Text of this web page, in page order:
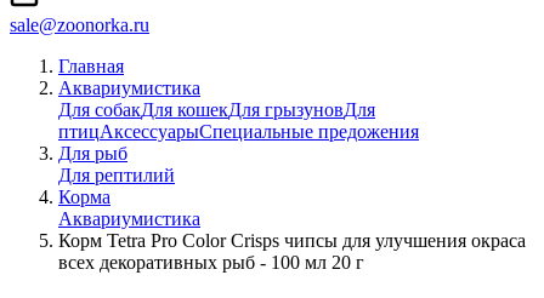
sale@zoonorka.ru
Главная
Аквариумистика
Для собакДля кошекДля грызуновДля
птицАксессуарыСпециальные предожения
Для рыб
Для рептилий
Корма
Аквариумистика
Корм Tetra Pro Color Crisps чипсы для улучшения окраса
всех декоративных рыб - 100 мл 20 г